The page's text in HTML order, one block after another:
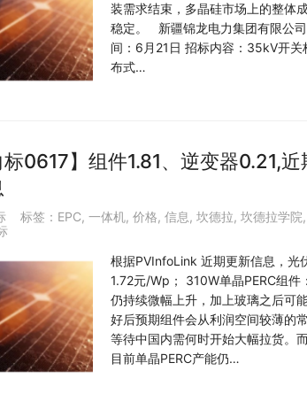
装需求结束，多晶硅市场上的整体
稳定。 新疆锦龙电力集团有限公
间：6月21日 招标内容：35kV开
布式…
标0617】组件1.81、逆变器0.21,
标签： EPC, 一体机, 价格, 信息 , 坎德拉, 坎德拉学院,
根据PVInfoLink 近期更新信息，光
1.72元/Wp； 310W单晶PERC
仍持续微幅上升，加上玻璃之后可
好后预期组件会从利润空间较薄的
等待中国内需何时开始大幅拉货。
目前单晶PERC产能仍…